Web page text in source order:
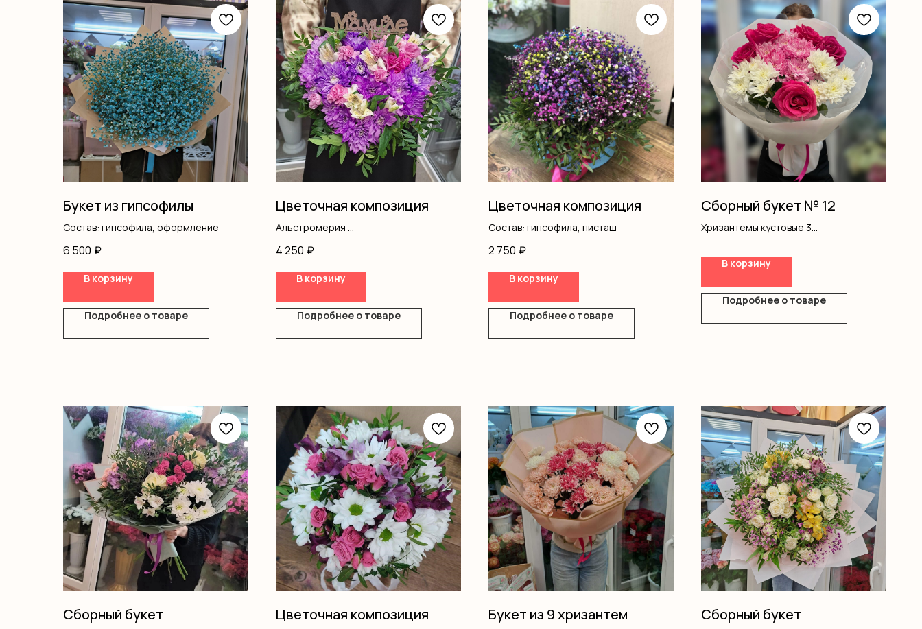
Букет из гипсофилы
Состав: гипсофила, оформление
6 500 ₽
В корзину
Подробнее о товаре
Цветочная композиция
Альстромерия
Диантус
Писташ
Оазис
Коробка
4 250 ₽
В корзину
Подробнее о товаре
Цветочная композиция
Состав: гипсофила, писташ
2 750 ₽
В корзину
Подробнее о товаре
Сборный букет № 12
Хризантемы кустовые 3
Оформление 1
В корзину
Подробнее о товаре
Сборный букет Цветочная композиция Букет из 9 хризантем Сборный букет